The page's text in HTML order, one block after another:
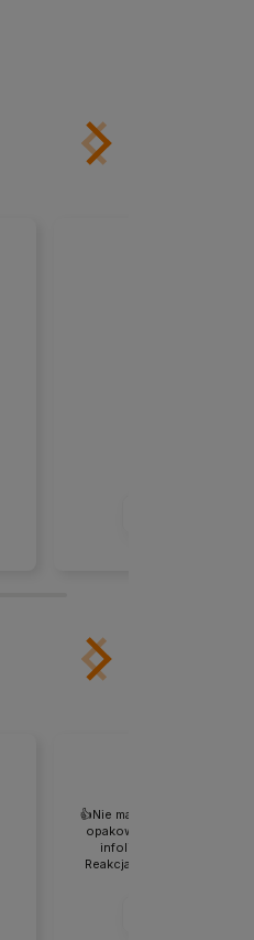
👍️Nie mam do czego się
opakowanie bez zarzutu.
infolinia, ode mnie duży
Reakcja bardzo szybka a